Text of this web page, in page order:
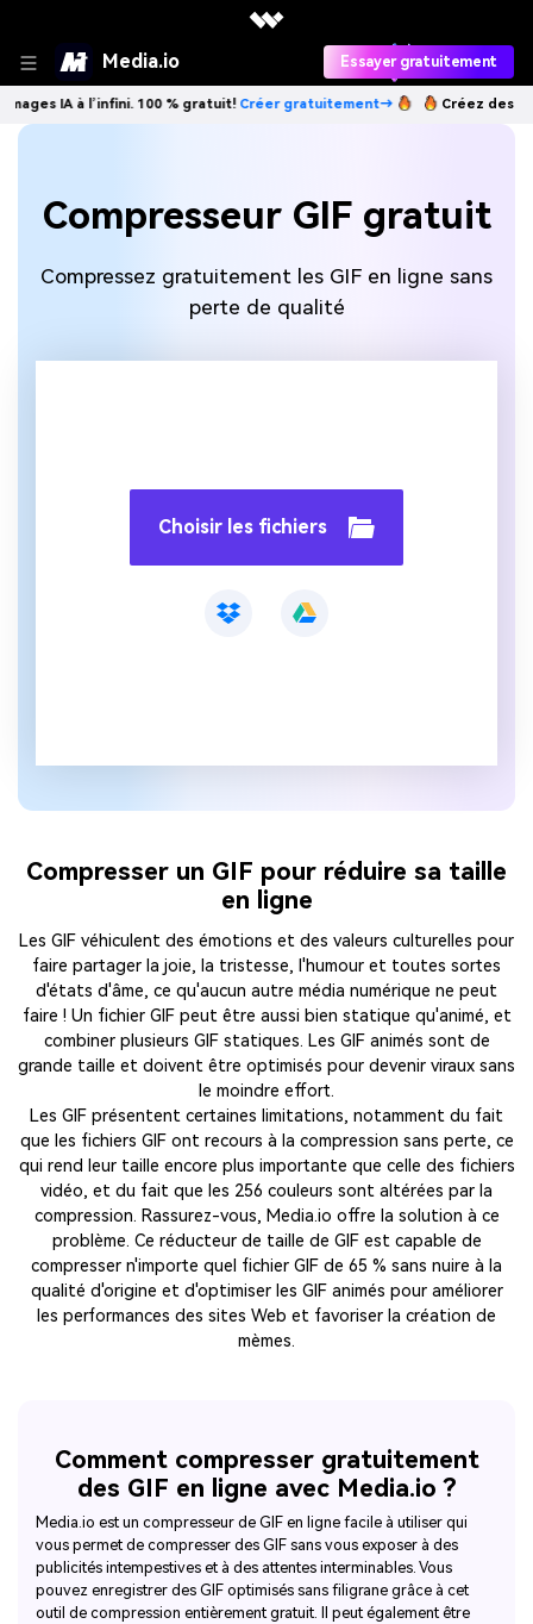
Media.io Essayer gratuitement
IA à l’infini. 100 % gratuit!Créer gratuitement→ Créez des
Compresseur GIF gratuit
Compressez gratuitement les GIF en ligne sans
perte de qualité
Choisir les fichiers
Compresser un GIF pour réduire sa taille
en ligne
Les GIF véhiculent des émotions et des valeurs culturelles pour
faire partager la joie, la tristesse, l'humour et toutes sortes
d'états d'âme, ce qu'aucun autre média numérique ne peut
faire ! Un fichier GIF peut être aussi bien statique qu'animé, et
combiner plusieurs GIF statiques. Les GIF animés sont de
grande taille et doivent être optimisés pour devenir viraux sans
le moindre effort.
Les GIF présentent certaines limitations, notamment du fait
que les fichiers GIF ont recours à la compression sans perte, ce
qui rend leur taille encore plus importante que celle des fichiers
vidéo, et du fait que les 256 couleurs sont altérées par la
compression. Rassurez-vous, Media.io offre la solution à ce
problème. Ce réducteur de taille de GIF est capable de
compresser n'importe quel fichier GIF de 65 % sans nuire à la
qualité d'origine et d'optimiser les GIF animés pour améliorer
les performances des sites Web et favoriser la création de
mèmes.
Comment compresser gratuitement
des GIF en ligne avec Media.io ?
Media.io est un compresseur de GIF en ligne facile à utiliser qui
vous permet de compresser des GIF sans vous exposer à des
publicités intempestives et à des attentes interminables. Vous
pouvez enregistrer des GIF optimisés sans filigrane grâce à cet
outil de compression entièrement gratuit. Il peut également être